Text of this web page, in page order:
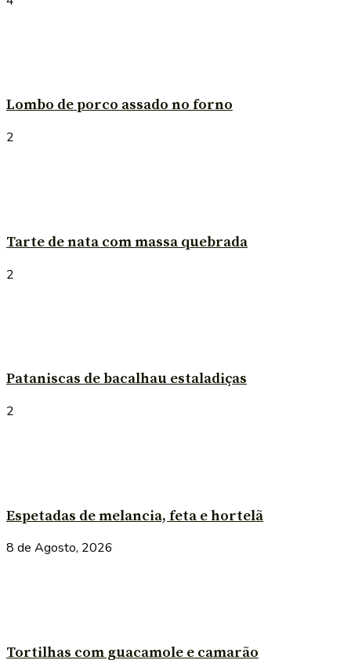
Lombo de porco assado no forno
2
Tarte de nata com massa quebrada
2
Pataniscas de bacalhau estaladiças
2
Espetadas de melancia, feta e hortelã
8 de Agosto, 2026
Tortilhas com guacamole e camarão